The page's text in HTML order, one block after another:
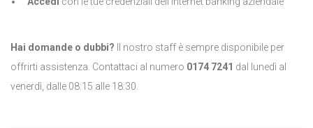
Hai domande o dubbi? Il nostro staff è sempre disponibile per
offrirti assistenza. Contattaci al numero 0174 7241 dal lunedì al
venerdì, dalle 08:15 alle 18:30.